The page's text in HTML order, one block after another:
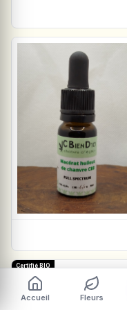
Certifié BIO
Accueil Fleurs